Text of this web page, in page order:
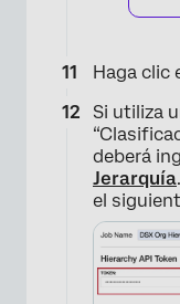
Haga clic
Si utiliza
deberá
Jerarquía
el